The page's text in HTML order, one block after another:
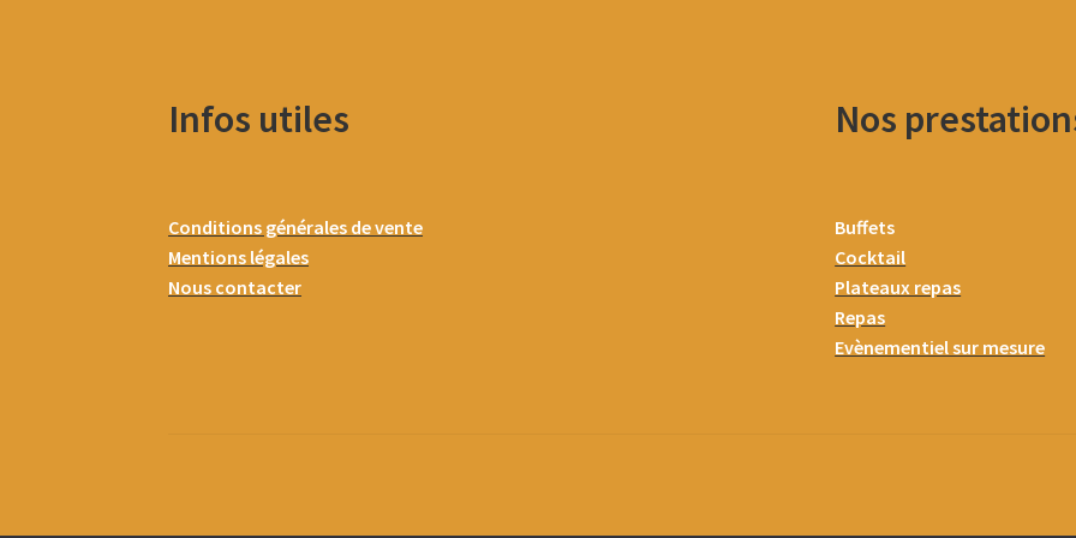
Infos utiles
Conditions générales de vente
Mentions légales
Nous contacter
Nos
Buffets
Cocktail
Plateaux repas
Repas
Evènementiel sur mesure